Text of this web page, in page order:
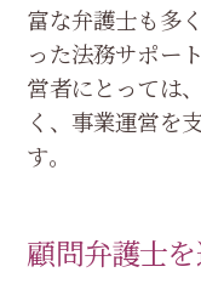
富な弁護士も多
った法務サポー
営者にとっては
く、事業運営を
す。
顧問弁護士